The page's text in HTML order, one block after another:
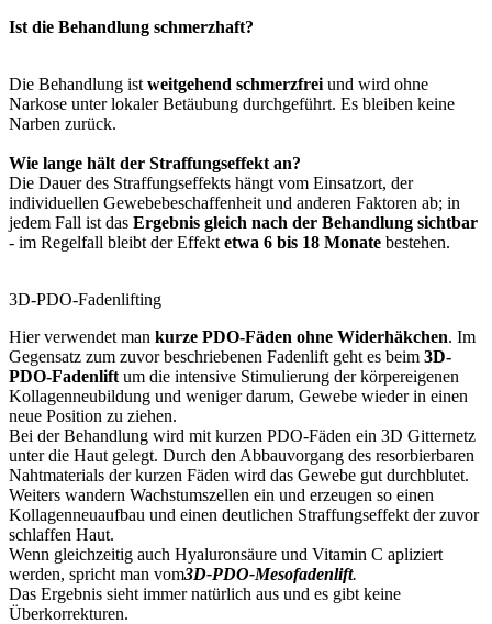
Ist die Behandlung schmerzhaft?
Die Behandlung ist weitgehend schmerzfrei und wird ohne
Narkose unter lokaler Betäubung durchgeführt. Es bleiben keine
Narben zurück.
Wie lange hält der Straffungseffekt an?
Die Dauer des Straffungseffekts hängt vom Einsatzort, der
individuellen Gewebebeschaffenheit und anderen Faktoren ab; in
jedem Fall ist das Ergebnis gleich nach der Behandlung sichtbar
- im Regelfall bleibt der Effekt etwa 6 bis 18 Monate bestehen.
3D-PDO-Fadenlifting
Hier verwendet man kurze PDO-Fäden ohne Widerhäkchen. Im
Gegensatz zum zuvor beschriebenen Fadenlift geht es beim 3D-
PDO-Fadenlift um die intensive Stimulierung der körpereigenen
Kollagenneubildung und weniger darum, Gewebe wieder in einen
neue Position zu ziehen.
Bei der Behandlung wird mit kurzen PDO-Fäden ein 3D Gitternetz
unter die Haut gelegt. Durch den Abbauvorgang des resorbierbaren
Nahtmaterials der kurzen Fäden wird das Gewebe gut durchblutet.
Weiters wandern Wachstumszellen ein und erzeugen so einen
Kollagenneuaufbau und einen deutlichen Straffungseffekt der zuvor
schlaffen Haut.
Wenn gleichzeitig auch Hyaluronsäure und Vitamin C apliziert
werden, spricht man vom3D-PDO-Mesofadenlift.
Das Ergebnis sieht immer natürlich aus und es gibt keine
Überkorrekturen.